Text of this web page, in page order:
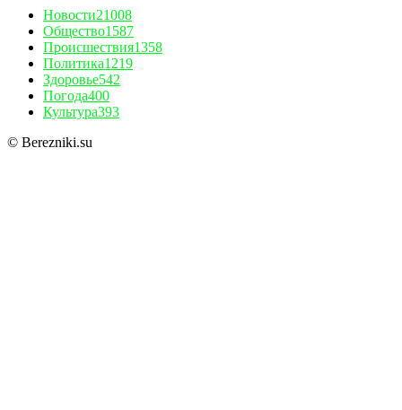
Новости21008
Общество1587
Происшествия1358
Политика1219
Здоровье542
Погода400
Культура393
© Berezniki.su